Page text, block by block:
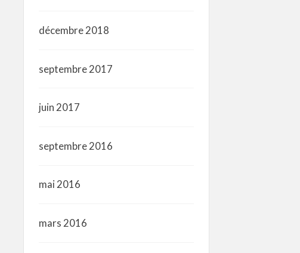
décembre 2018
septembre 2017
juin 2017
septembre 2016
mai 2016
mars 2016